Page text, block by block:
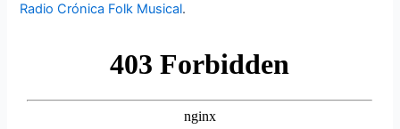
Radio Crónica Folk Musical.